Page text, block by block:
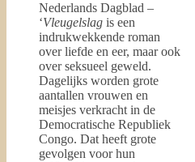
Nederlands Dagblad –
‘Vleugelslag is een
indrukwekkende roman
over liefde en eer, maar ook
over seksueel geweld.
Dagelijks worden grote
aantallen vrouwen en
meisjes verkracht in de
Democratische Republiek
Congo. Dat heeft grote
gevolgen voor hun